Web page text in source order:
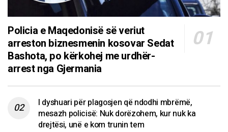
Policia e Maqedonisë së veriut
arreston biznesmenin kosovar Sedat
Bashota, po kërkohej me urdhër-
arrest nga Gjermania
I dyshuari për plagosjen që ndodhi mbrëmë,
mesazh policisë: Nuk dorëzohem, kur nuk ka
drejtësi, unë e kom trunin tem